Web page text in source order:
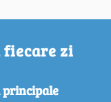
fiecare zi